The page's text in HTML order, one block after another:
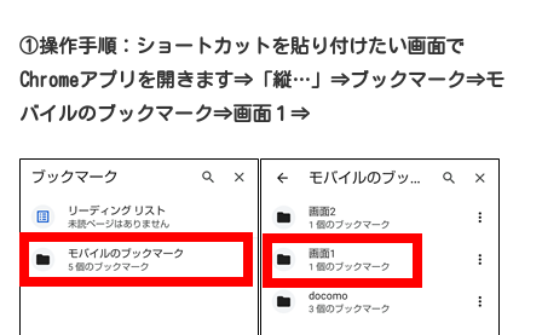
①操作手順：ショートカットを貼り付けたい画面で
Chromeアプリを開きます⇒「縦…」⇒ブックマーク⇒モ
バイルのブックマーク⇒画面１⇒